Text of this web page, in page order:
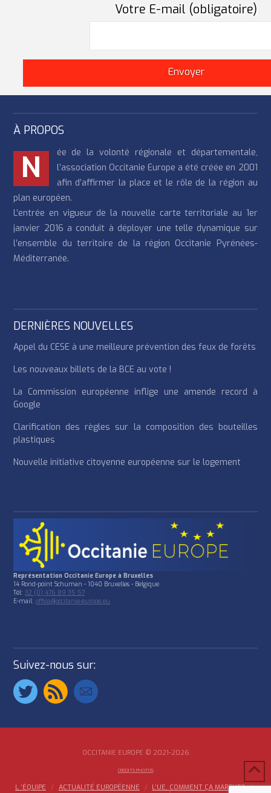
Votre E-mail (obligatoire)
À PROPOS
N
ée de la volonté régionale et départementale,
l’association Occitanie Europe a été créée en 2001
afin d’affirmer la place et le rôle de la région au
plan européen.
L’entrée en vigueur de la nouvelle carte territoriale au 1er
janvier 2016 a conduit à déployer une telle dynamique sur
l’ensemble du territoire de la région Occitanie Pyrénées-
Méditerranée.
DERNIÈRES NOUVELLES
Appel du CESE à une meilleure prévention des feux de forêts
Les nouveaux billets de la BCE au vote !
La Commission européenne inflige une amende record à
Google
Clarification des règles sur la composition des bouteilles
plastiques
Nouvelle initiative citoyenne européenne sur le logement
Représentation Occitanie Europe à Bruxelles
14 Rond-point Schuman - 1040 Bruxelles - Belgique
Tél: 32 (0) 476 89 35 57
E-mail:office@occitanie-europe.eu
Suivez-nous sur:
OCCITANIE EUROPE © 2021-2026
CRÉDITS PHOTOS
L ‘ÉQUIPE ACTUALITÉ EUROPÉENNE
L’UE, COMMENT ÇA MARCHE?